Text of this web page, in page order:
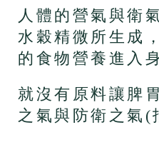
人體的營氣與衛
水穀精微所生成
的食物營養進入
就沒有原料讓脾
之氣與防衛之氣(